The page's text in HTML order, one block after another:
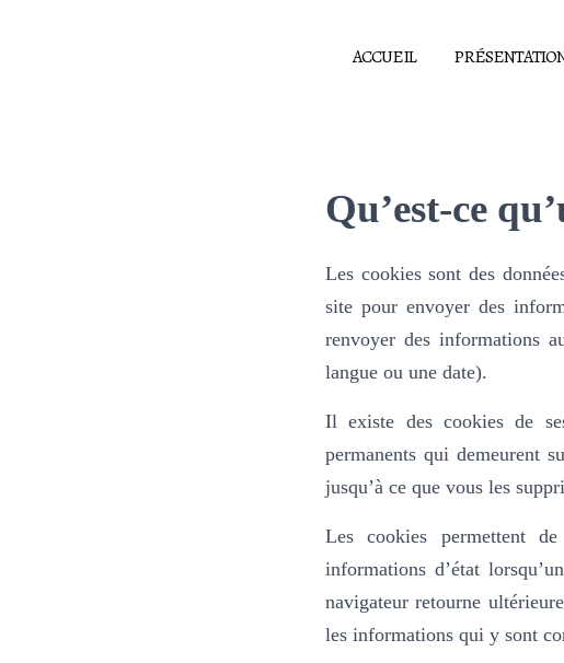
ACCUEIL
Qu’est-ce
Les cookies sont des
site pour envoyer des
renvoyer des informations
langue ou une date).
Il existe des cookies de
permanents qui demeurent
jusqu’à ce que vous les
Les cookies permettent
informations d’état
navigateur retourne
les informations qui y sont